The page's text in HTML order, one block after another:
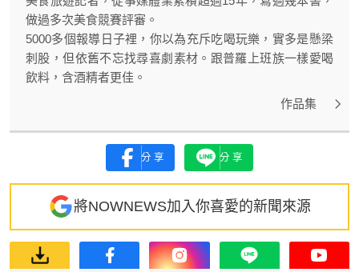
做過多次美食競賽評審。
5000多個報導日子裡，你以為充斥吃喝玩樂，實多是懸梁
刺股，但依舊不忘找尋喜劇素材。跟普羅上班族一樣愛喝
飲料，含酒精者更佳。
作品集
分享 分享
將NOWNEWS加入你喜愛的新聞來源